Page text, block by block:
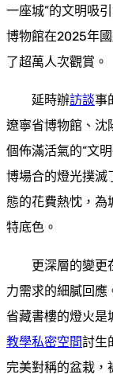
一座城”的文明吸
博物館在2025年
了超萬人次觀賞。
延時辦訪談事
遼寧省博物館、沈
個佈滿活氣的“文
博場合的燈光撲滅
態的花費熱忱，為
特底色。
更深層的變更
力需求的細膩回應
省藏書樓的燈火是
教學私密空間討生
完美對稱的盆栽，